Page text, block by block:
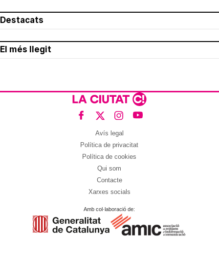
Destacats
El més llegit
Avís legal
Política de privacitat
Política de cookies
Qui som
Contacte
Xarxes socials
Amb col·laboració de: